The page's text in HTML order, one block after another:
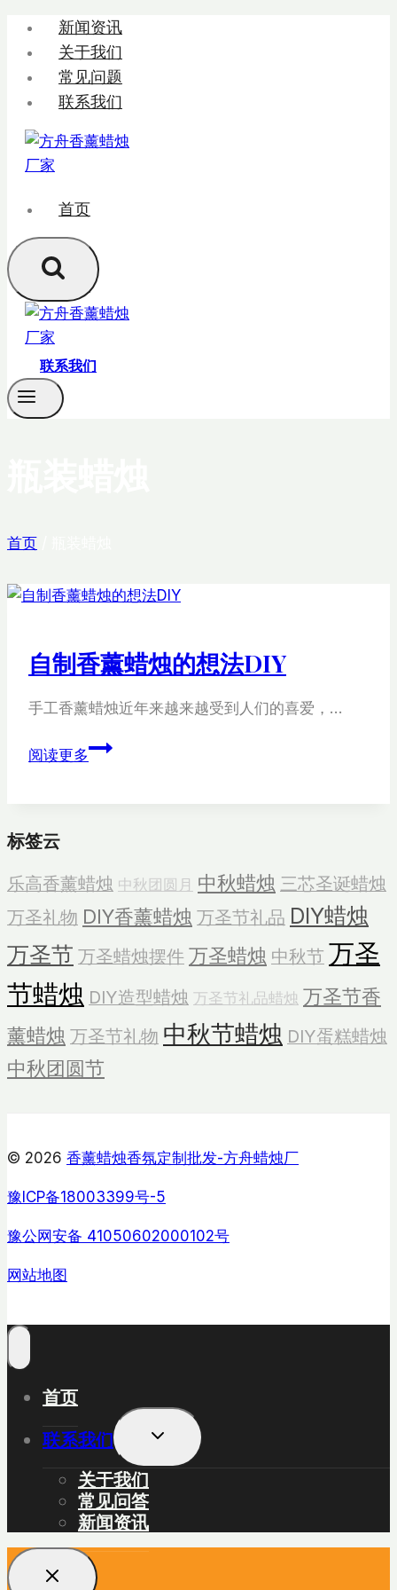
新闻资讯
关于我们
常见问题
联系我们
首页
联系我们
首页
自制香薰蜡烛的想法DIY
手工香薰蜡烛近年来越来越受到人们的喜爱，…
阅读更多自
的
想
DIY
标签云
乐高香薰蜡烛 中秋团圆月 中秋蜡烛 三芯圣诞蜡烛
万圣礼物 DIY香薰蜡烛 万圣节礼品 DIY蜡烛
万圣节 万圣蜡烛摆件 万圣蜡烛 中秋节 万圣
节蜡烛 DIY造型蜡烛 万圣节礼品蜡烛 万圣节香
薰蜡烛 万圣节礼物 中秋节蜡烛 DIY蛋糕蜡烛
中秋团圆节
© 2026 香薰蜡烛香氛定制批发-方舟蜡烛厂
豫ICP备18003399号-5
豫公网安备 41050602000102号
网站地图
首页
联系我们
展
子
菜
单
关于我们
常见问答
新闻资讯